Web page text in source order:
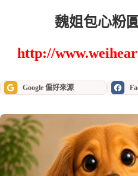
魏姐包心粉
http://
Google 偏好來源